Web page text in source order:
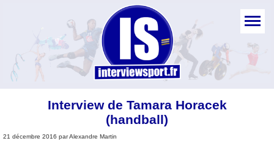
Interview de Tamara Horacek
(handball)
21 décembre 2016 par Alexandre Martin